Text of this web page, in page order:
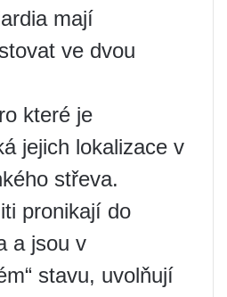
mají
ve dvou
které je
jejich lokalizace v
střeva.
pronikají do
a jsou v
stavu, uvolňují